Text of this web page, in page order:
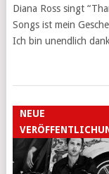
Diana Ross singt
Songs ist mein
Ich bin unendlich
NEUE